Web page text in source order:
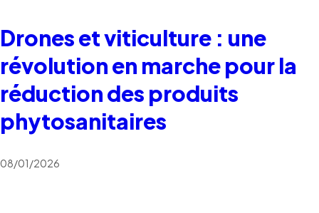
Drones et viticulture : une
révolution en marche pour la
réduction des produits
phytosanitaires
08/01/2026